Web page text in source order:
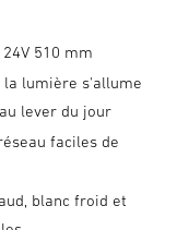
510 mm
la lumière s'allume
lever du jour
faciles de
blanc froid et